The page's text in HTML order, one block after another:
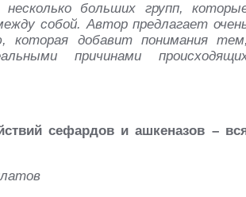
несколько больших групп,
собой. Автор предлагает
которая добавит понимания тем,
причинами
сефардов и ашкеназов –